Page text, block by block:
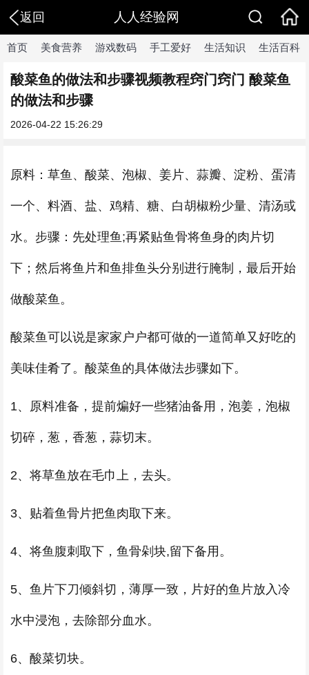
返回 人人经验网
首页 美食营养 游戏数码 手工爱好 生活知识 生活百科
酸菜鱼的做法和步骤视频教程窍门窍门 酸菜鱼
的做法和步骤
2026-04-22 15:26:29
原料：草鱼、酸菜、泡椒、姜片、蒜瓣、淀粉、蛋清
一个、料酒、盐、鸡精、糖、白胡椒粉少量、清汤或
水。步骤：先处理鱼;再紧贴鱼骨将鱼身的肉片切
下；然后将鱼片和鱼排鱼头分别进行腌制，最后开始
做酸菜鱼。
酸菜鱼可以说是家家户户都可做的一道简单又好吃的
美味佳肴了。酸菜鱼的具体做法步骤如下。
1、原料准备，提前煸好一些猪油备用，泡姜，泡椒
切碎，葱，香葱，蒜切末。
2、将草鱼放在毛巾上，去头。
3、贴着鱼骨片把鱼肉取下来。
4、将鱼腹刺取下，鱼骨剁块,留下备用。
5、鱼片下刀倾斜切，薄厚一致，片好的鱼片放入冷
水中浸泡，去除部分血水。
6、酸菜切块。